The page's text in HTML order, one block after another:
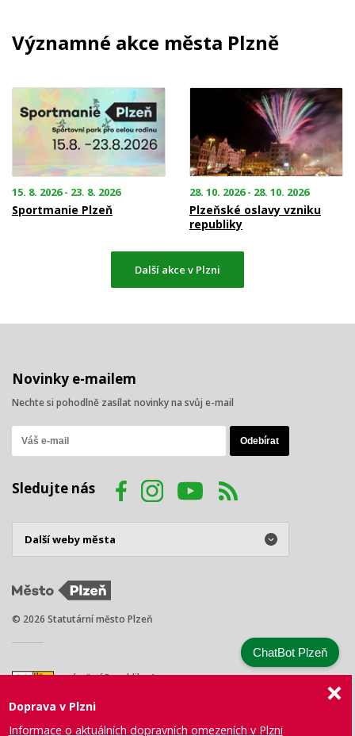
Významné akce města Plzně
15. 8. 2026 - 23. 8. 2026
Sportmanie Plzeň
28. 10. 2026 - 28. 10. 2026
Plzeňské oslavy vzniku
republiky
Další akce v Plzni
Novinky e-mailem
Nechte si pohodlně zasílat novinky na svůj e-mail
Sledujte nás
© 2026 Statutární město Plzeň
náměstí Republiky 1
Tel.: +420 378 031 111
Doprava v Plzni
Informace o aktuálních dopravních omezeních v Plzni
ChatBot Plzeň